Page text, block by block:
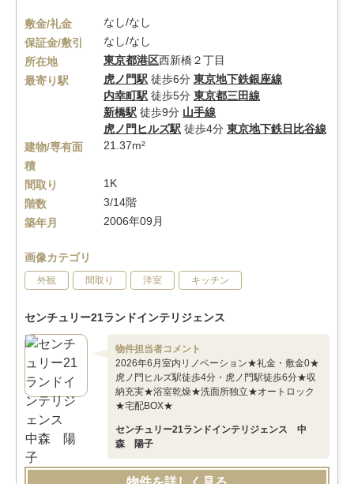
敷金/礼金
なし/なし
保証金/敷引
なし/なし
所在地
東京都港区西新橋２丁目
最寄り駅
虎ノ門駅 徒歩6分 東京地下鉄銀座線
内幸町駅 徒歩5分 東京都三田線
新橋駅 徒歩9分 山手線
虎ノ門ヒルズ駅 徒歩4分 東京地下鉄日比谷線
建物/専有面
積
21.37m²
間取り
1K
階数
3/14階
築年月
2006年09月
画像カテゴリ
外観 間取り 洋室 キッチン
センチュリー21ランドインテリジェンス
物件担当者コメント
2026年6月室内リノベーション★礼金・敷金0★
虎ノ門ヒルズ駅徒歩4分・虎ノ門駅徒歩6分★収
納充実★浴室乾燥★洗面所独立★オートロック
★宅配BOX★
センチュリー21ランドインテリジェンス 中
森 陽子